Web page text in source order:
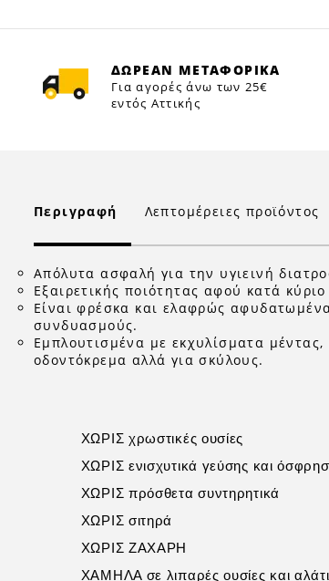
ΔΩΡΕΑΝ ΜΕΤΑΦΟΡΙΚΑ
Για αγορές άνω των 25€
εντός Αττικής
Περιγραφή Λεπτομέρειες προϊόντος
Απόλυτα ασφαλή για την υγιεινή
Εξαιρετικής ποιότητας αφού κατά
Είναι φρέσκα και ελαφρώς
συνδυασμούς.
Εμπλουτισμένα με εκχυλίσματα
οδοντόκρεμα αλλά για σκύλους.
ΧΩΡΙΣ χρωστικές ουσίες
ΧΩΡΙΣ ενισχυτικά γεύσης και
ΧΩΡΙΣ πρόσθετα συντηρητικά
ΧΩΡΙΣ σιτηρά
ΧΩΡΙΣ ΖΑΧΑΡΗ
ΧΑΜΗΛΑ σε λιπαρές ουσίες και